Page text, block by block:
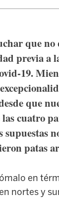
que no
previa a
19.
que
cuatro
supuestas
patas
en
nortes y